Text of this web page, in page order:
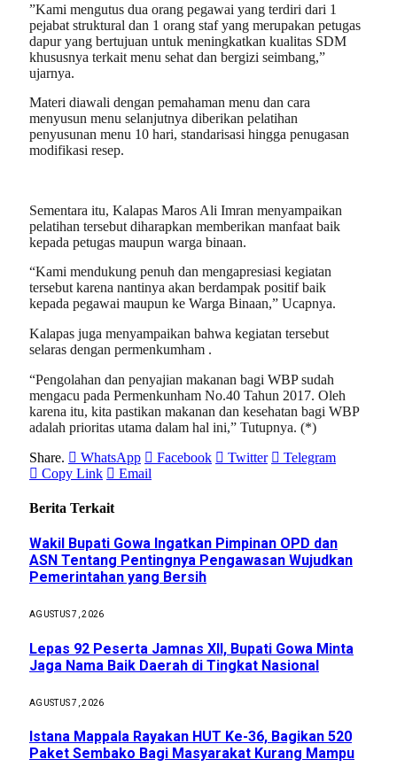
”Kami mengutus dua orang pegawai yang terdiri dari 1
pejabat struktural dan 1 orang staf yang merupakan petugas
dapur yang bertujuan untuk meningkatkan kualitas SDM
khususnya terkait menu sehat dan bergizi seimbang,”
ujarnya.
Materi diawali dengan pemahaman menu dan cara
menyusun menu selanjutnya diberikan pelatihan
penyusunan menu 10 hari, standarisasi hingga penugasan
modifikasi resep.
Sementara itu, Kalapas Maros Ali Imran menyampaikan
pelatihan tersebut diharapkan memberikan manfaat baik
kepada petugas maupun warga binaan.
“Kami mendukung penuh dan mengapresiasi kegiatan
tersebut karena nantinya akan berdampak positif baik
kepada pegawai maupun ke Warga Binaan,” Ucapnya.
Kalapas juga menyampaikan bahwa kegiatan tersebut
selaras dengan permenkumham .
“Pengolahan dan penyajian makanan bagi WBP sudah
mengacu pada Permenkunham No.40 Tahun 2017. Oleh
karena itu, kita pastikan makanan dan kesehatan bagi WBP
adalah prioritas utama dalam hal ini,” Tutupnya. (*)
Share.
WhatsApp Facebook Twitter
Telegram
Copy Link
Email
Berita Terkait
Wakil Bupati Gowa Ingatkan Pimpinan OPD dan
ASN Tentang Pentingnya Pengawasan Wujudkan
Pemerintahan yang Bersih
AGUSTUS 7, 2026
Lepas 92 Peserta Jamnas XII, Bupati Gowa Minta
Jaga Nama Baik Daerah di Tingkat Nasional
AGUSTUS 7, 2026
Istana Mappala Rayakan HUT Ke-36, Bagikan 520
Paket Sembako Bagi Masyarakat Kurang Mampu